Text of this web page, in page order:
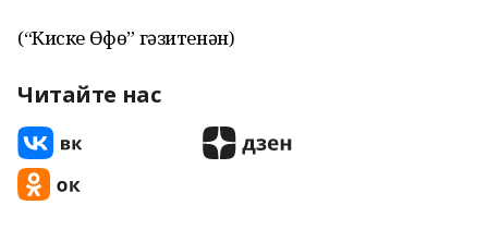
(“Киске Өфө” гәзитенән)
Читайте нас